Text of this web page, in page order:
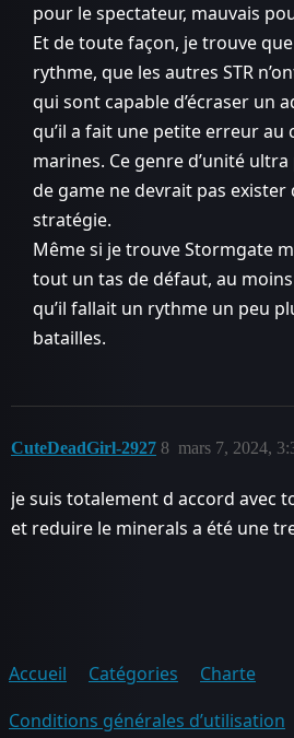
pour le spectateur, mauvais
Et de toute façon, je trouve
rythme, que les autres STR
qui sont capable d’écraser un
qu’il a fait une petite erreur au
marines. Ce genre d’unité
de game ne devrait pas exister
stratégie.
Même si je trouve Stormgate
tout un tas de défaut, au
qu’il fallait un rythme un peu
batailles.
CuteDeadGirl-2927 mars 7, 2024,
8
je suis totalement d accord avec
et reduire le minerals a été une
Accueil Catégories
Charte
Conditions générales d’utilisation